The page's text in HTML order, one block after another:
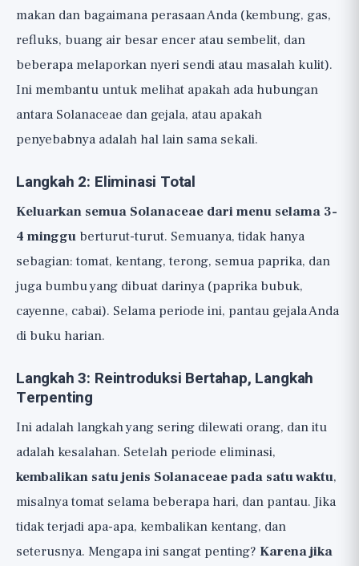
makan dan bagaimana perasaan Anda (kembung, gas,
refluks, buang air besar encer atau sembelit, dan
beberapa melaporkan nyeri sendi atau masalah kulit).
Ini membantu untuk melihat apakah ada hubungan
antara Solanaceae dan gejala, atau apakah
penyebabnya adalah hal lain sama sekali.
Langkah 2: Eliminasi Total
Keluarkan semua Solanaceae dari menu selama 3-
4 minggu berturut-turut. Semuanya, tidak hanya
sebagian: tomat, kentang, terong, semua paprika, dan
juga bumbu yang dibuat darinya (paprika bubuk,
cayenne, cabai). Selama periode ini, pantau gejala Anda
di buku harian.
Langkah 3: Reintroduksi Bertahap, Langkah
Terpenting
Ini adalah langkah yang sering dilewati orang, dan itu
adalah kesalahan. Setelah periode eliminasi,
kembalikan satu jenis Solanaceae pada satu waktu,
misalnya tomat selama beberapa hari, dan pantau. Jika
tidak terjadi apa-apa, kembalikan kentang, dan
seterusnya. Mengapa ini sangat penting? Karena jika